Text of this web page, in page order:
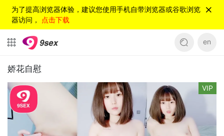
为了提高浏览器体验，建议您使用手机自带浏览器或谷歌浏览
器访问， 点击下载
en
娇花自慰
VIP